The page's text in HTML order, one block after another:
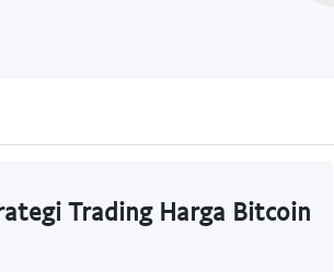
Trading Harga Bitcoin